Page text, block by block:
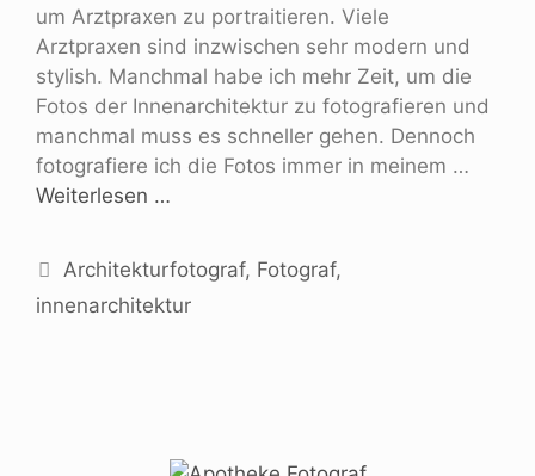
um Arztpraxen zu portraitieren. Viele
Arztpraxen sind inzwischen sehr modern und
stylish. Manchmal habe ich mehr Zeit, um die
Fotos der Innenarchitektur zu fotografieren und
manchmal muss es schneller gehen. Dennoch
fotografiere ich die Fotos immer in meinem …
Weiterlesen …
Architekturfotograf, Fotograf,
innenarchitektur